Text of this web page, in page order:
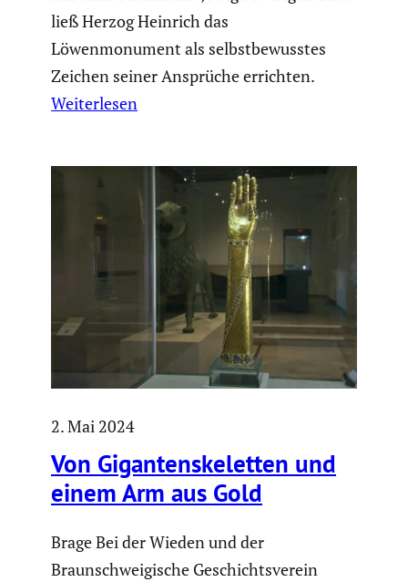
ließ Herzog Heinrich das
Löwenmonument als selbstbewusstes
Zeichen seiner Ansprüche errichten.
Weiterlesen
2. Mai 2024
Von Gigan­ten­ske­letten und
einem Arm aus Gold
Brage Bei der Wieden und der
Braunschweigische Geschichtsverein